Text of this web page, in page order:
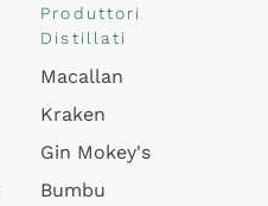
Produttori
Distillati
Macallan
Kraken
Gin Mokey's
Bumbu